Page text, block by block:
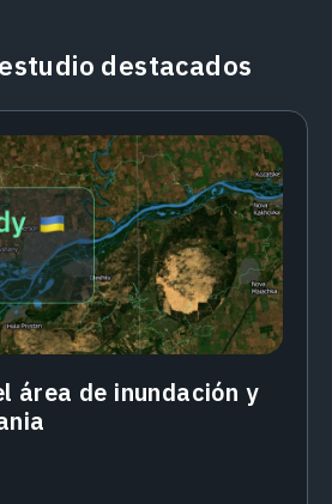
destacados
área de inundación y